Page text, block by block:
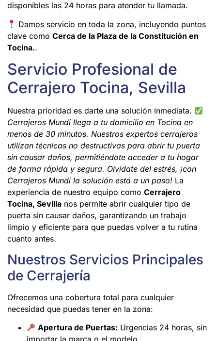
disponibles las 24 horas para atender tu llamada.
Damos servicio en toda la zona, incluyendo puntos
clave como Cerca de la Plaza de la Constitución en
Tocina..
Servicio Profesional de
Cerrajero Tocina, Sevilla
Nuestra prioridad es darte una solución inmediata.
Cerrajeros Mundi llega a tu domicilio en Tocina en
menos de 30 minutos. Nuestros expertos cerrajeros
utilizan técnicas no destructivas para abrir tu puerta
sin causar daños, permitiéndote acceder a tu hogar
de forma rápida y segura. Olvídate del estrés, ¡con
Cerrajeros Mundi la solución está a un paso! La
experiencia de nuestro equipo como Cerrajero
Tocina, Sevilla nos permite abrir cualquier tipo de
puerta sin causar daños, garantizando un trabajo
limpio y eficiente para que puedas volver a tu rutina
cuanto antes.
Nuestros Servicios Principales
de Cerrajería
Ofrecemos una cobertura total para cualquier
necesidad que puedas tener en la zona:
Apertura de Puertas: Urgencias 24 horas, sin
importar la marca o el modelo.